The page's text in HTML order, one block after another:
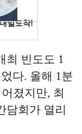
최 빈도도 1
다. 올해 1분
졌지만, 최
담회가 열리